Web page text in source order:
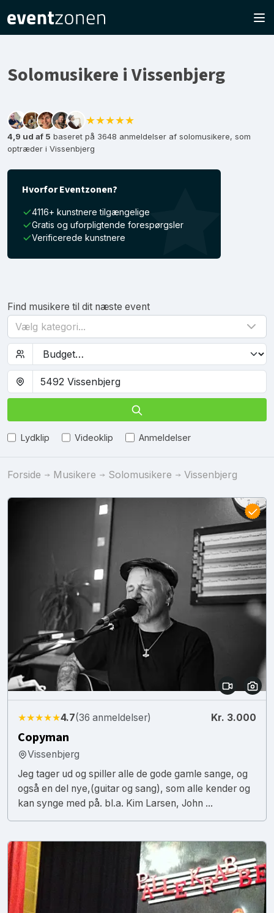
Solomusikere i Vissenbjerg
★★★★★
4,9 ud af 5 baseret på 3648 anmeldelser af solomusikere, som
optræder i Vissenbjerg
Hvorfor Eventzonen?
4116+ kunstnere tilgængelige
Gratis og uforpligtende forespørgsler
Verificerede kunstnere
Find musikere til dit næste event
Vælg kategori...
Lydklip Videoklip Anmeldelser
Forside Musikere Solomusikere Vissenbjerg
★★★★★4.7(36 anmeldelser) Kr. 3.000
Copyman
Vissenbjerg
Jeg tager ud og spiller alle de gode gamle sange, og
også en del nye,(guitar og sang), som alle kender og
kan synge med på. bl.a. Kim Larsen, John ...